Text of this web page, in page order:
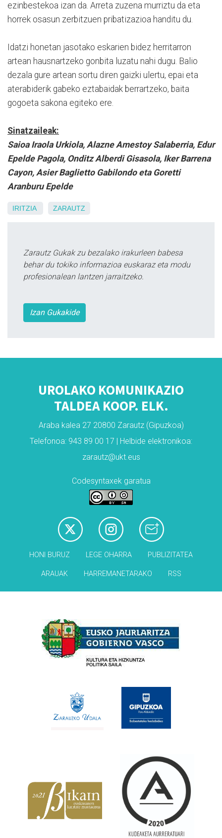
ezinbestekoa izan da. Arreta zuzena murriztu da eta
horrek osasun zerbitzuen pribatizazioa handitu du.
Idatzi honetan jasotako eskarien bidez herritarron
artean hausnartzeko gonbita luzatu nahi dugu. Balio
dezala gure artean sortu diren gaizki ulertu, epai eta
aterabiderik gabeko eztabaidak berrartzeko, baita
gogoeta sakona egiteko ere.
Sinatzaileak:
Saioa Iraola Urkiola, Alazne Amestoy Salaberria, Edur
Epelde Pagola, Onditz Alberdi Gisasola, Iker Barrena
Cayon, Asier Baglietto Gabilondo eta Goretti
Aranburu Epelde
IRITZIA ZARAUTZ
Zarautz Gukak zu bezalako irakurleen babesa
behar du tokiko informazioa euskaraz eta modu
profesionalean lantzen jarraitzeko.
Izan Gukakide
UROLAKO KOMUNIKAZIO
TALDEA KOOP. ELK.
Araba kalea 27 20800 Zarautz (Gipuzkoa)
Telefonoa: 943 89 00 17 | Helbide elektronikoa:
zarautz@ukt.eus
Codesyntaxek garatua
HONI BURUZ LEGE OHARRA PUBLIZITATEA
ARAUAK HARREMANETARAKO RSS